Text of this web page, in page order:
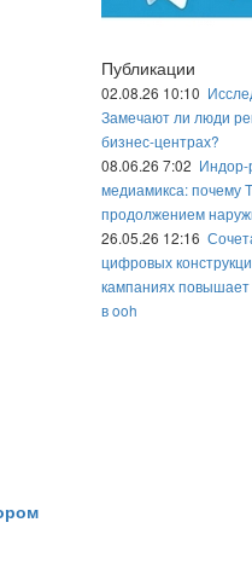
Публикации
02.08.26 10:10
Замечают ли люди
бизнес-центрах?
08.06.26 7:02 Индор-
медиамикса: почему
продолжением
26.05.26 12:16
цифровых
кампаниях повышает
в ooh